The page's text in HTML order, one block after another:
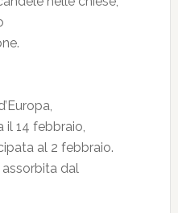
14 febbraio,
al 2 febbraio.
dal